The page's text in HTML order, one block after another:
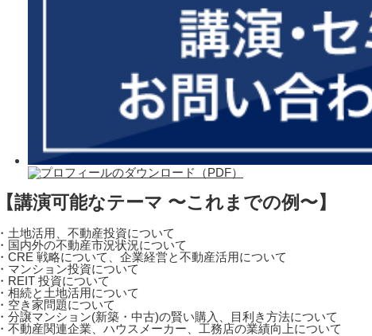
【講演可能なテーマ 〜これまでの例〜】
・土地活用、不動産投資について
・国内外の不動産市況状況について
・CRE 戦略について、企業経営と不動産活用について
・マンション投資について
・REIT 投資について
・相続と土地活用について
・空き家問題について
・分譲マンション(新築・中古)の賢い購入、目利き方法について
・不動産関連企業、ハウスメーカー、工務店の業績向上について